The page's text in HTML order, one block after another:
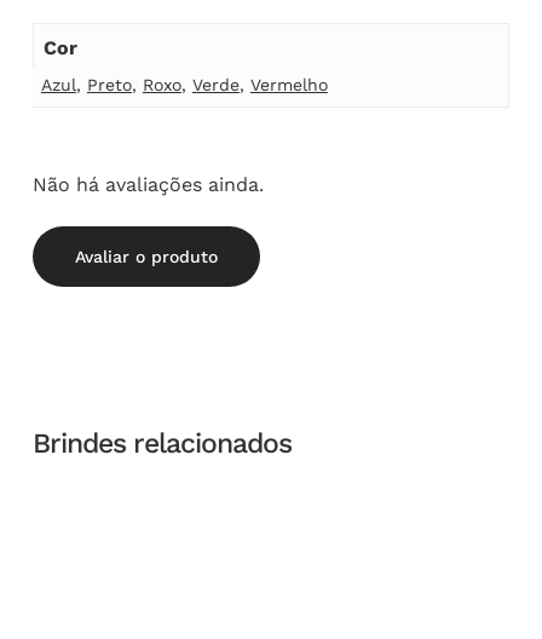
Cor
Azul, Preto, Roxo, Verde, Vermelho
Não há avaliações ainda.
Avaliar o produto
Brindes relacionados